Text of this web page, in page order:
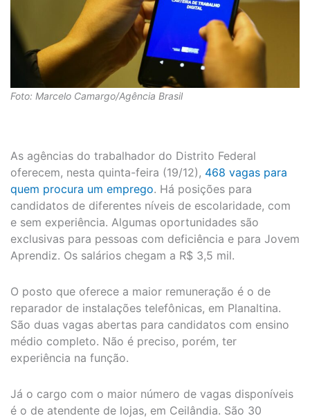
Foto: Marcelo Camargo/Agência Brasil
As agências do trabalhador do Distrito Federal
oferecem, nesta quinta-feira (19/12), 468 vagas para
quem procura um emprego. Há posições para
candidatos de diferentes níveis de escolaridade, com
e sem experiência. Algumas oportunidades são
exclusivas para pessoas com deficiência e para Jovem
Aprendiz. Os salários chegam a R$ 3,5 mil.
O posto que oferece a maior remuneração é o de
reparador de instalações telefônicas, em Planaltina.
São duas vagas abertas para candidatos com ensino
médio completo. Não é preciso, porém, ter
experiência na função.
Já o cargo com o maior número de vagas disponíveis
é o de atendente de lojas, em Ceilândia. São 30